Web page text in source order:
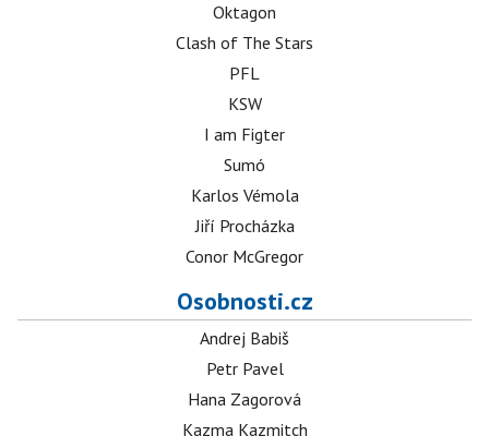
Oktagon
Clash of The Stars
PFL
KSW
I am Figter
Sumó
Karlos Vémola
Jiří Procházka
Conor McGregor
Osobnosti.cz
Andrej Babiš
Petr Pavel
Hana Zagorová
Kazma Kazmitch